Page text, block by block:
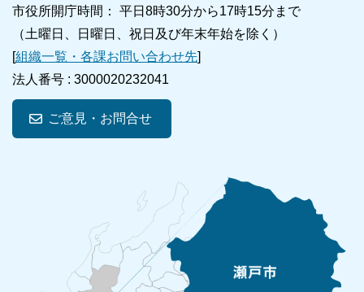
市役所開庁時間： 平日8時30分から17時15分まで
（土曜日、日曜日、祝日及び年末年始を除く）
[組織一覧・各課お問い合わせ先]
法人番号 : 3000020232041
ご意見・お問合せ